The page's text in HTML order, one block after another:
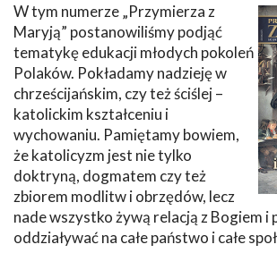
W tym numerze „Przymierza z
Maryją” postanowiliśmy podjąć
tematykę edukacji młodych pokoleń
Polaków. Pokładamy nadzieję w
chrześcijańskim, czy też ściślej –
katolickim kształceniu i
wychowaniu. Pamiętamy bowiem,
że katolicyzm jest nie tylko
doktryną, dogmatem czy też
zbiorem modlitw i obrzędów, lecz
nade wszystko żywą relacją z Bogiem i
oddziaływać na całe państwo i całe